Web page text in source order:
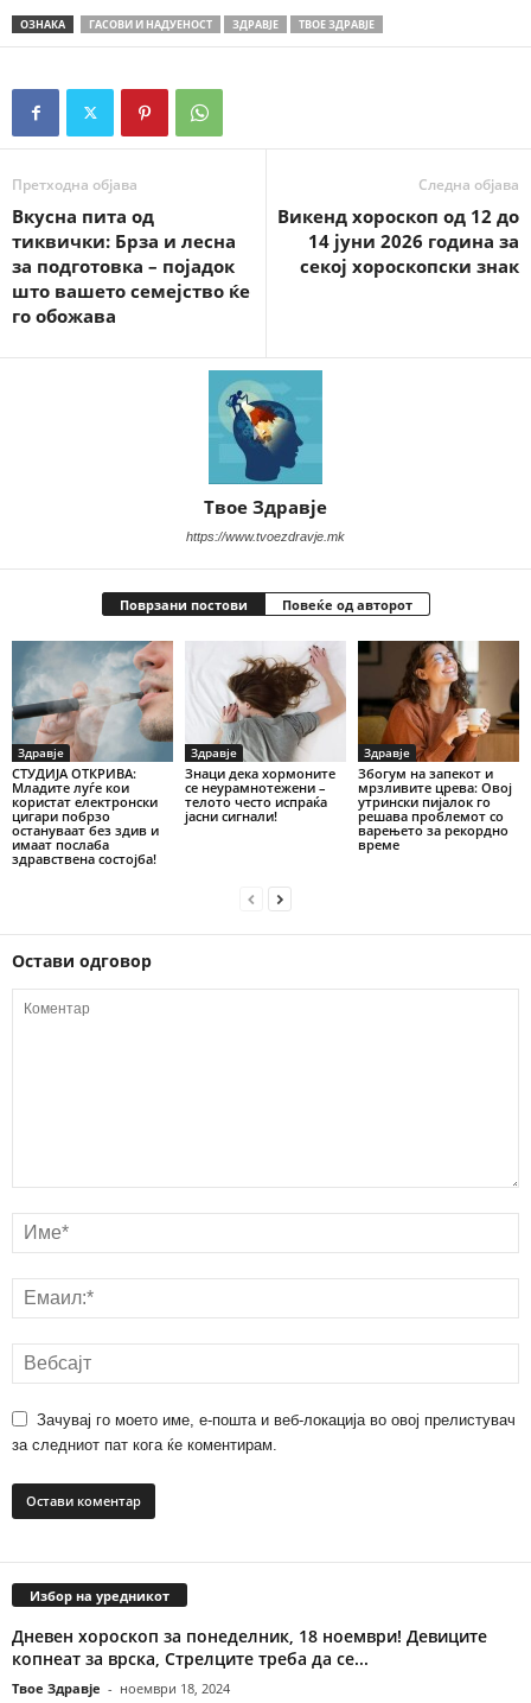
ОЗНАКА ГАСОВИ И НАДУЕНОСТ ЗДРАВЈЕ ТВОЕ ЗДРАВЈЕ
Претходна објава
Вкусна пита од
тиквички: Брза и лесна
за подготовка – појадок
што вашето семејство ќе
го обожава
Следна објава
Викенд хороскоп од 12 до
14 јуни 2026 година за
секој хороскопски знак
Твое Здравје
https://www.tvoezdravje.mk
Поврзани постови Повеќе од авторот
Здравје
СТУДИЈА ОТКРИВА:
Младите луѓе кои
користат електронски
цигари побрзо
остануваат без здив и
имаат послаба
здравствена состојба!
Здравје
Знаци дека хормоните
се неурамнотежени –
телото често испраќа
јасни сигнали!
Здравје
Збогум на запекот и
мрзливите црева: Овој
утрински пијалок го
решава проблемот со
варењето за рекордно
време
Остави одговор
Зачувај го моето име, е-пошта и веб-локација во овој прелистувач
за следниот пат кога ќе коментирам.
Избор на уредникот
Дневен хороскоп за понеделник, 18 ноември! Девиците
копнеат за врска, Стрелците треба да се...
Твое Здравје - ноември 18, 2024